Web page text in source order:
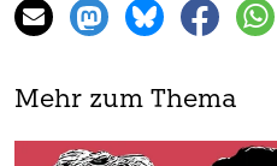
Mehr zum Thema